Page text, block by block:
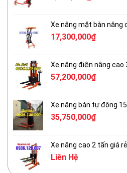
Xe nâng mặt bàn nâng
17,300,000₫
Xe nâng điện nâng cao
57,200,000₫
Xe nâng bán tự động
35,750,000₫
Xe nâng cao 2 tấn giá rẻ
Liên Hệ